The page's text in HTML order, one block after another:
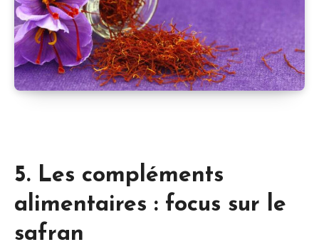
5. Les compléments
alimentaires : focus sur le
safran